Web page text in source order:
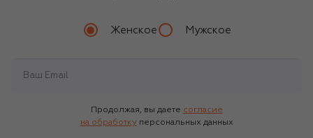
Женское Мужское
Продолжая, вы даете согласие
на обработку персональных данных